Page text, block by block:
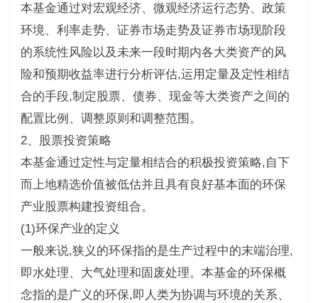
本基金通过对宏观经济、微观经济运行态势、政策
环境、利率走势、证券市场走势及证券市场现阶段
的系统性风险以及未来一段时期内各大类资产的风
险和预期收益率进行分析评估,运用定量及定性相结
合的手段,制定股票、债券、现金等大类资产之间的
配置比例、调整原则和调整范围。
2、股票投资策略
本基金通过定性与定量相结合的积极投资策略,自下
而上地精选价值被低估并且具有良好基本面的环保
产业股票构建投资组合。
(1)环保产业的定义
一般来说,狭义的环保指的是生产过程中的末端治理,
即水处理、大气处理和固废处理。本基金的环保概
念指的是广义的环保,即人类为协调与环境的关系、